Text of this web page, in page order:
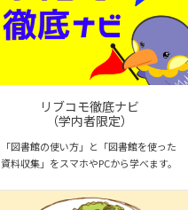
リブコモ徹底ナビ
（学内者限定）
「図書館の使い方」と「図書館を使った
資料収集」をスマホやPCから学べます。